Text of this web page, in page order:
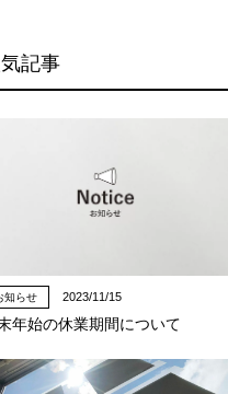
気記事
知らせ 2023/11/15
年始の休業期間について